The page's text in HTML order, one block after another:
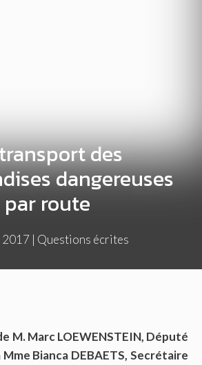
des
dangereuses
par route
2017 | Questions écrites
M. Marc LOEWENSTEIN, Député
Bianca DEBAETS, Secrétaire